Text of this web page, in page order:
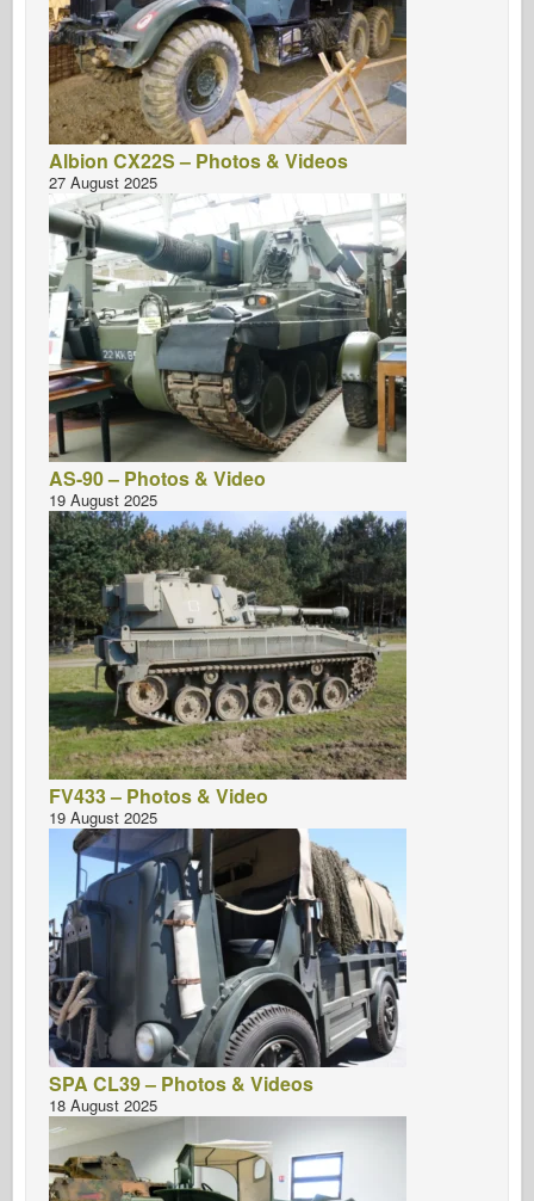
Albion CX22S – Photos & Videos
27 August 2025
AS-90 – Photos & Video
19 August 2025
FV433 – Photos & Video
19 August 2025
SPA CL39 – Photos & Videos
18 August 2025